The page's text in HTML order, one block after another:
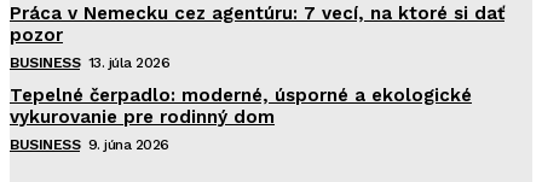
Práca v Nemecku cez agentúru: 7 vecí, na ktoré si dať
pozor
BUSINESS 13. júla 2026
Tepelné čerpadlo: moderné, úsporné a ekologické
vykurovanie pre rodinný dom
BUSINESS 9. júna 2026